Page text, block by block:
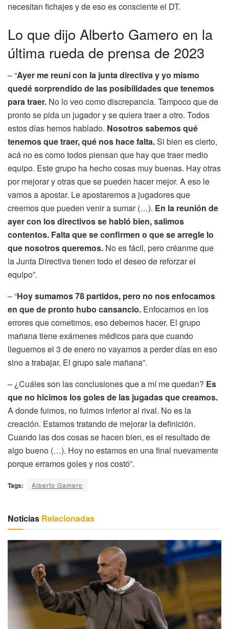
necesitan fichajes y de eso es consciente el DT.
Lo que dijo Alberto Gamero en la
última rueda de prensa de 2023
– “Ayer me reuní con la junta directiva y yo mismo
quedé sorprendido de las posibilidades que tenemos
para traer. No lo veo como discrepancia. Tampoco que de
pronto se pida un jugador y se quiera traer a otro. Todos
estos días hemos hablado. Nosotros sabemos qué
tenemos que traer, qué nos hace falta.Si bien es cierto,
acá no es como todos piensan que hay que traer medio
equipo. Este grupo ha hecho cosas muy buenas. Hay otras
por mejorar y otras que se pueden hacer mejor. A eso le
vamos a apostar. Le apostaremos a jugadores que
creemos que pueden venir a sumar (…). En la reunión de
ayer con los directivos se habló bien, salimos
contentos. Falta que se confirmen o que se arregle lo
que nosotros queremos. No es fácil, pero créanme que
la Junta Directiva tienen todo el deseo de reforzar el
equipo”.
– “Hoy sumamos 78 partidos, pero no nos enfocamos
en que de pronto hubo cansancio. Enfocarnos en los
errores que cometimos, eso debemos hacer. El grupo
mañana tiene exámenes médicos para que cuando
lleguemos el 3 de enero no vayamos a perder días en eso
sino a trabajar. El grupo sale mañana”.
– ¿Cuáles son las conclusiones que a mí me quedan? Es
que no hicimos los goles de las jugadas que creamos.
A donde fuimos, no fuimos inferior al rival. No es la
creación. Estamos tratando de mejorar la definición.
Cuando las dos cosas se hacen bien, es el resultado de
algo bueno (…). Hoy no estamos en una final nuevamente
porque erramos goles y nos costó”.
Tags: Alberto Gamero
Noticias Relacionadas